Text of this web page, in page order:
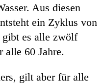
Aus diesen
ein Zyklus von
gibt es alle zwölf
alle 60 Jahre.
gilt aber für alle